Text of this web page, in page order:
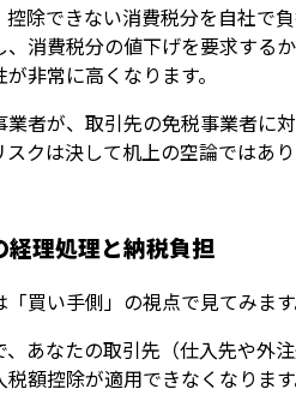
除できない消費税分を自社で
、消費税分の値下げを要求す
非常に高くなります。
者が、取引先の免税事業者に
クは決して机上の空論ではあ
理処理と納税負担
買い手側」の視点で見てみま
あなたの取引先（仕入先や外
額控除が適用できなくなりま